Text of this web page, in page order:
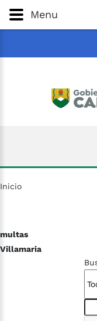
Menu
Inicio
multas
Villamaria